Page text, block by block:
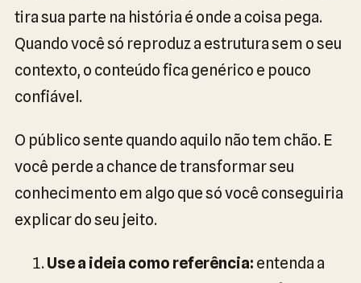
tira sua parte na história é onde a coisa pega.
Quando você só reproduz a estrutura sem o seu
contexto, o conteúdo fica genérico e pouco
confiável.
O público sente quando aquilo não tem chão. E
você perde a chance de transformar seu
conhecimento em algo que só você conseguiria
explicar do seu jeito.
Use a ideia como referência: entenda a